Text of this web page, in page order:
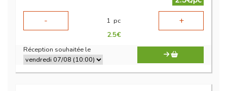
-
1 pc +
2.5€
Réception souhaitée le